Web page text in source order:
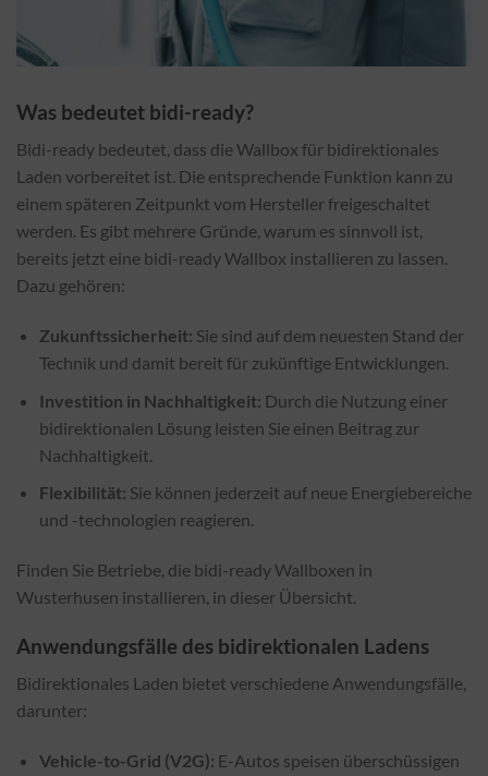
Was bedeutet bidi-ready?
Bidi-ready bedeutet, dass die Wallbox für bidirektionales
Laden vorbereitet ist. Die entsprechende Funktion kann zu
einem späteren Zeitpunkt vom Hersteller freigeschaltet
werden. Es gibt mehrere Gründe, warum es sinnvoll ist,
bereits jetzt eine bidi-ready Wallbox installieren zu lassen.
Dazu gehören:
Zukunftssicherheit: Sie sind auf dem neuesten Stand der
Technik und damit bereit für zukünftige Entwicklungen.
Investition in Nachhaltigkeit: Durch die Nutzung einer
bidirektionalen Lösung leisten Sie einen Beitrag zur
Nachhaltigkeit.
Flexibilität: Sie können jederzeit auf neue Energiebereiche
und -technologien reagieren.
Finden Sie Betriebe, die bidi-ready Wallboxen in
Wusterhusen installieren, in dieser Übersicht.
Anwendungsfälle des bidirektionalen Ladens
Bidirektionales Laden bietet verschiedene Anwendungsfälle,
darunter:
Vehicle-to-Grid (V2G): E-Autos speisen überschüssigen